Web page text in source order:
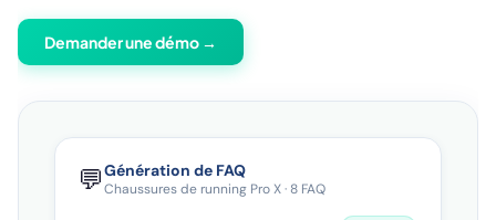
Demander une démo →
💬Génération de FAQ
Chaussures de running Pro X · 8 FAQ